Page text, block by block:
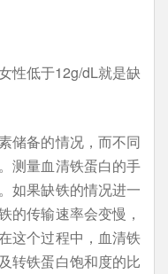
性低于12g/dL就是缺
储备的情况，而不同
测量血清铁蛋白的手
如果缺铁的情况进一
的传输速率会变慢，
这个过程中，血清铁
转铁蛋白饱和度的比